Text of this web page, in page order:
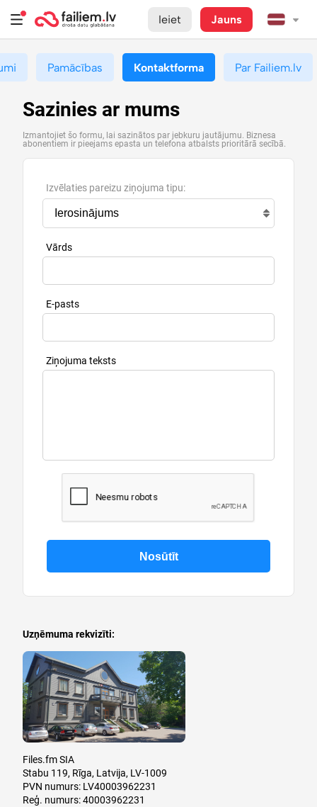
Ieiet Jauns
Pamācības Kontaktforma Par Failiem.lv
Sazinies ar mums
Izmantojiet šo formu, lai sazinātos par jebkuru jautājumu. Biznesa
abonentiem ir pieejams epasta un telefona atbalsts prioritārā secībā.
Izvēlaties pareizu ziņojuma tipu:
Vārds
E-pasts
Ziņojuma teksts
Uzņēmuma rekvizīti:
Files.fm SIA
Stabu 119, Rīga, Latvija, LV-1009
PVN numurs: LV40003962231
Reģ. numurs: 40003962231